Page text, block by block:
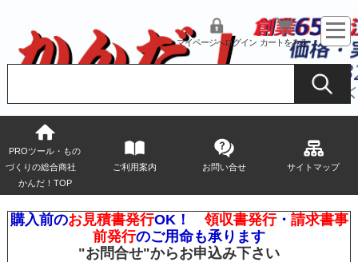
マイページへログイン カートをみる
PROツール・もの
づくりの総合商社
かんだ！TOP
ご利用案内 お問い合せ サイトマップ
購入前のお見積書発行OK！ 領収書発行・ 請求書事
前発行のご用命も承ります
"お問合せ"からお申込み下さい